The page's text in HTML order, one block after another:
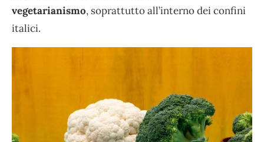
vegetarianismo, soprattutto all’interno dei confini
italici.